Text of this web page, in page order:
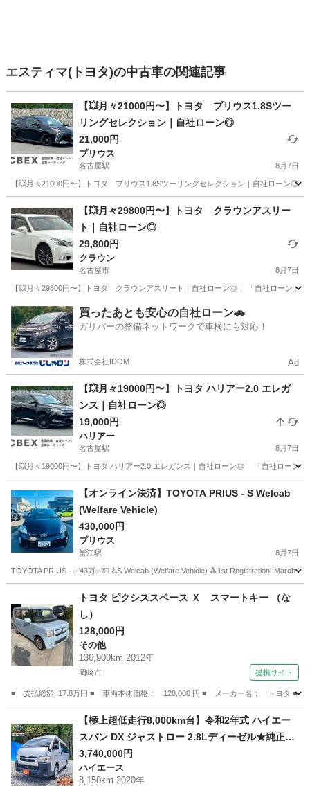
エスティマ(トヨタ)の中古車の関連記事
【💥月々21000円〜】トヨタ プリウス1.8Sツー
リングセレクション｜自社ローン◎
21,000円
プリウス
名古屋駅 8月7日
【💥月々21000円〜】トヨタ プリウス1.8Sツーリングセレクション｜自社ローン◎
名古屋駅 プリウス
【💥月々29800円〜】トヨタ クラウンアスリー
ト｜自社ローン◎
29,800円
クラウン
名古屋市 8月7日
【💥月々29800円〜】トヨタ クラウンアスリート｜自社ローン◎｜ 「自社ローン」
愛知 名古屋市 クラウン クラウンアスリート
買ったあとも安心の自社ローン🚗
ガリバーの整備ネットワークで車検にも対応！
株式会社IDOM Ad
【💥月々19000円〜】トヨタ ハリアー2.0 エレガ
ンス｜自社ローン◎
19,000円
ハリアー
名古屋駅 8月7日
【💥月々19000円〜】トヨタ ハリアー2.0 エレガンス｜自社ローン◎｜ 「自社ローン
名古屋駅 ハリアー
【オンライン決済】TOYOTA PRIUS - S Welcab
(Welfare Vehicle)
430,000円
プリウス
蟹江駅 8月7日
TOYOTA PRIUS - ✅43万✅💵 ♿️S Welcab (Welfare Vehicle) 🔺1st Registration: March
蟹江駅
トヨタ ピクシススペース Ｘ スマートキー （な
し）
128,000円
その他
136,900km 2012年
岡崎市 提携サイト
■ 支払総額: 17.8万円 ■ 車両本体価格： 128,000 円 ■ メーカー名： トヨタ
その他
【極上超低走行8,000km台】令和2年式 ハイエー
スバン DX ジャストロー 2.8Lディーゼル★純正ナ
ビ・バックカメラ・クリアランスソナー・ETC
付！状態抜群の働く車！
3,740,000円
ハイエース
8,150km 2020年